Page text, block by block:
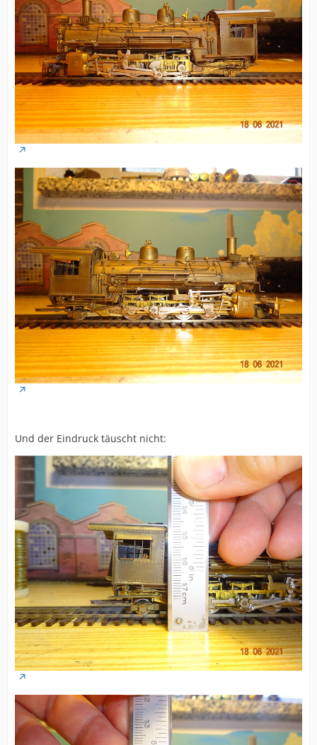
Und der Eindruck täuscht nicht: